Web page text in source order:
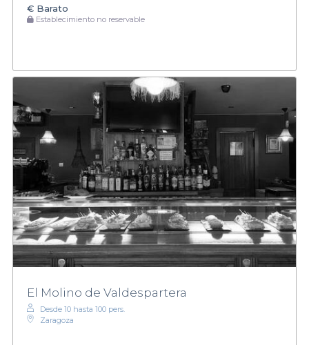
€ Barato
Establecimiento no reservable
El Molino de Valdespartera
Desde 10 hasta 100 pers.
Zaragoza